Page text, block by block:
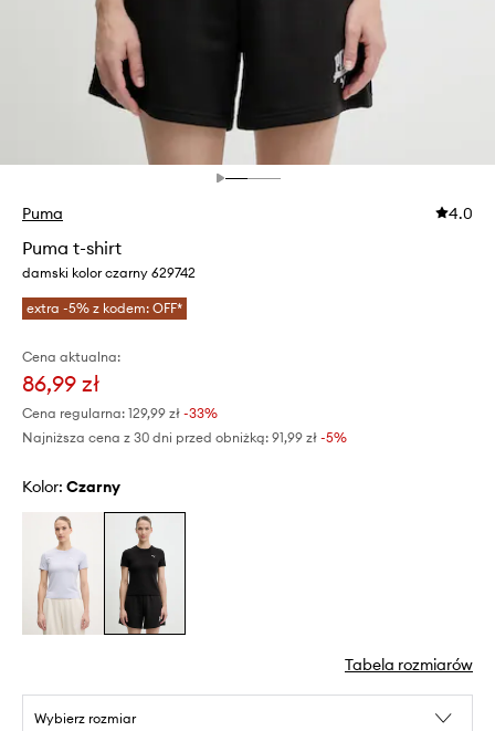
Puma 4.0
Puma t-shirt
damski kolor czarny 629742
extra -5% z kodem: OFF*
Cena aktualna:
86,99 zł
Cena regularna: 129,99 zł -33%
Najniższa cena z 30 dni przed obniżką: 91,99 zł -5%
Kolor: czarny
Tabela rozmiarów
Wybierz rozmiar